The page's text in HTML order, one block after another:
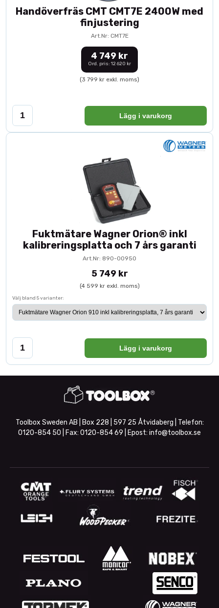
Handöverfräs CMT CMT7E 2400W med
finjustering
Art.Nr: CMT7E
4 749 kr
Ord. pris: 12 620 kr
(3 799 kr exkl. moms)
Lägg i varukorg
Fuktmätare Wagner Orion® inkl
kalibreringsplatta och 7 års garanti
Art.Nr: 890-00950
5 749 kr
(4 599 kr exkl. moms)
Välj bland 5 varianter:
Lägg i varukorg
Toolbox Sweden AB | Box 228 | 597 25 Åtvidaberg | Telefon:
0120-854 50 | Fax: 0120-854 69 | Epost: info@toolbox.se